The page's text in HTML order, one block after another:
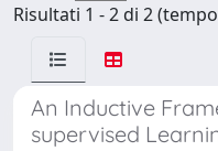
Risultati 1 - 2 di 2
An Inductive
supervised